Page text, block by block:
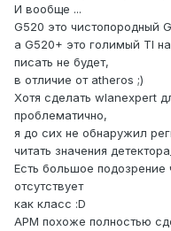
И вообще ...
G520 это чистопородный
а G520+ это голимый TI
писать не будет,
в отличие от atheros ;)
Хотя сделать wlanexpert
проблематично,
я до сих не обнаружил
читать значения
Есть большое подозрение
отсутствует
как класс :D
АРМ похоже полностью